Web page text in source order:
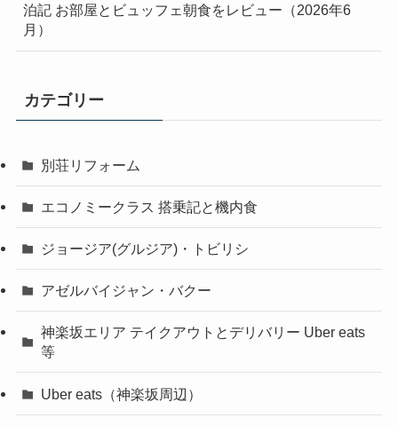
泊記 お部屋とビュッフェ朝食をレビュー（2026年6
月）
カテゴリー
別荘リフォーム
エコノミークラス 搭乗記と機内食
ジョージア(グルジア)・トビリシ
アゼルバイジャン・バクー
神楽坂エリア テイクアウトとデリバリー Uber eats
等
Uber eats（神楽坂周辺）